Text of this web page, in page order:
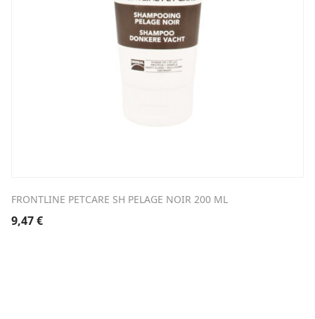
FRONTLINE PETCARE SH PELAGE NOIR 200 ML
9,47€